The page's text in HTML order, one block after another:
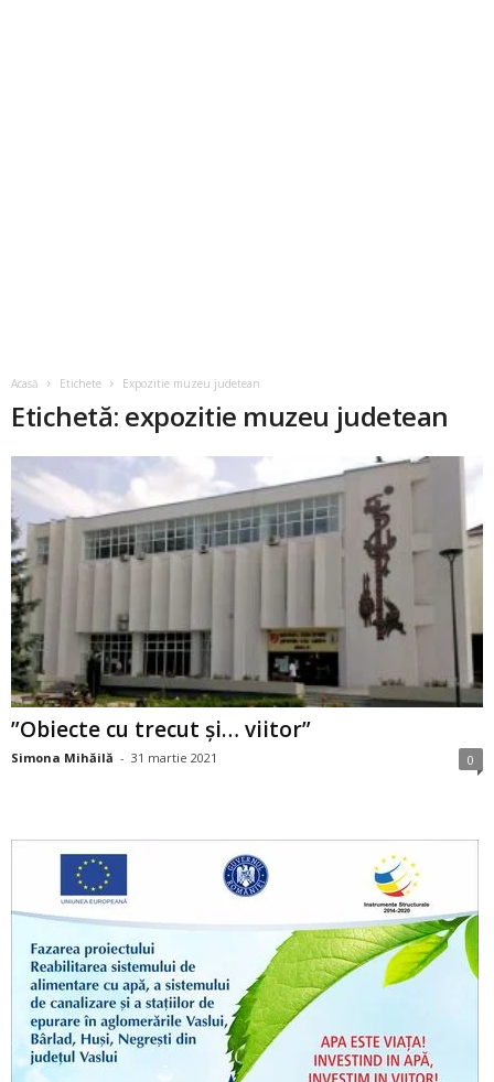
Acasă Etichete Expozitie muzeu judetean
Etichetă: expozitie muzeu judetean
”Obiecte cu trecut și… viitor”
Simona Mihăilă - 31 martie 2021 0